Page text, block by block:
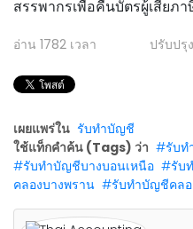
สรรพากรเพื่อคืนบัตรผู้เสียภา
อ่าน 1782 เวลา ปรับปรุ
เผยแพร่ใน รับทำบัญชี
ใช้แท็กคำค้น (Tags) ว่า
รับ
รับทำบัญชีบางบอนเหนือ
รับ
คลองบางพราน
รับทำบัญชีคล